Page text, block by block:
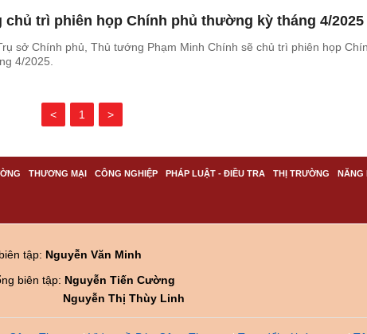
trì phiên họp Chính phủ thường kỳ tháng 4/2025
sở Chính phủ, Thủ tướng Phạm Minh Chính sẽ chủ trì phiên họp
4/2025.
< 1 >
THƯƠNG MẠI CÔNG NGHIỆP PHÁP LUẬT - ĐIỀU TRA THỊ TRƯỜNG NĂNG
tập: Nguyễn Văn Minh
biên tập: Nguyễn Tiến Cường
Nguyễn Thị Thùy Linh